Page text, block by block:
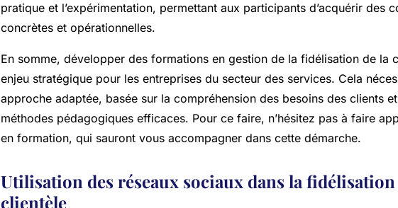
pratique et l’expérimentation, permettant aux participants d’acquérir des
concrètes et opérationnelles.
En somme, développer des formations en gestion de la fidélisation de la
enjeu stratégique pour les entreprises du secteur des services. Cela
approche adaptée, basée sur la compréhension des besoins des clients
méthodes pédagogiques efficaces. Pour ce faire, n’hésitez pas à faire
en formation, qui sauront vous accompagner dans cette démarche.
Utilisation des réseaux sociaux dans la fidélisation
clientèle